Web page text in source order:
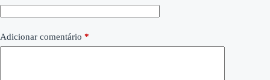
Adicionar comentário *